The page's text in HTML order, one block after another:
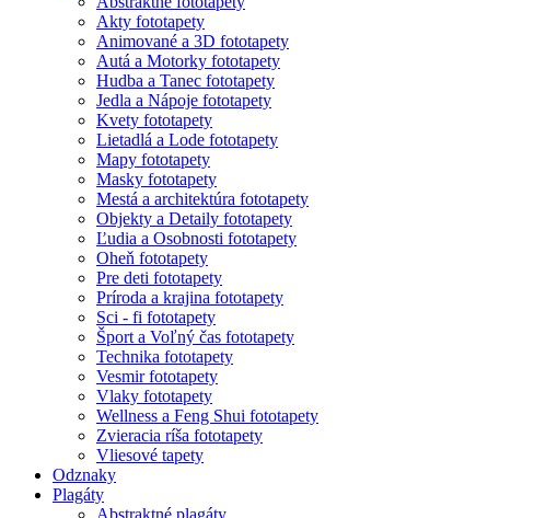
Akty fototapety
Animované a 3D fototapety
Autá a Motorky fototapety
Hudba a Tanec fototapety
Jedla a Nápoje fototapety
Kvety fototapety
Lietadlá a Lode fototapety
Mapy fototapety
Masky fototapety
Mestá a architektúra fototapety
Objekty a Detaily fototapety
Ľudia a Osobnosti fototapety
Oheň fototapety
Pre deti fototapety
Príroda a krajina fototapety
Sci - fi fototapety
Šport a Voľný čas fototapety
Technika fototapety
Vesmir fototapety
Vlaky fototapety
Wellness a Feng Shui fototapety
Zvieracia ríša fototapety
Vliesové tapety
Odznaky
Plagáty
Abstraktné plagáty